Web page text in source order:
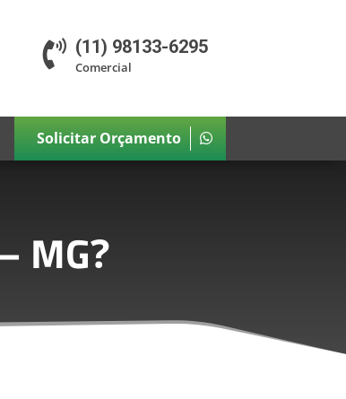
 (11) 98133-6295
Comercial
Solicitar Orçamento
MG?